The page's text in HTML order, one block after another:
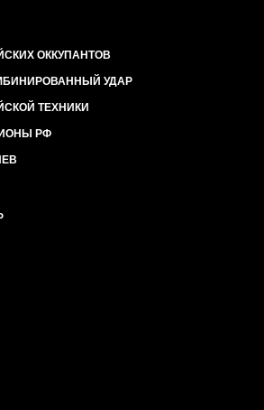
ОККУПАНТОВ
УДАР
ТЕХНИКИ
РФ